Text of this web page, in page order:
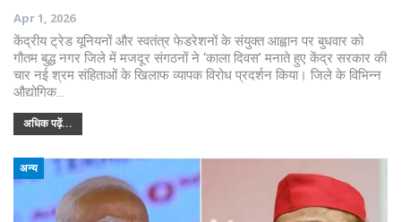
Apr 1, 2026
केंद्रीय ट्रेड यूनियनों और स्वतंत्र फेडरेशनों के संयुक्त आह्वान पर बुधवार को
गौतम बुद्ध नगर जिले में मजदूर संगठनों ने ‘काला दिवस’ मनाते हुए केंद्र सरकार की
चार नई श्रम संहिताओं के खिलाफ व्यापक विरोध प्रदर्शन किया। जिले के विभिन्न
औद्योगिक…
अधिक पढ़ें...
अन्य